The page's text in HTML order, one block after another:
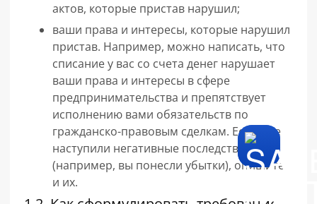
актов, которые пристав нарушил;
ваши права и интересы, которые нарушил
пристав. Например, можно написать, что
списание у вас со счета денег нарушает
ваши права и интересы в сфере
предпринимательства и препятствует
исполнению вами обязательств по
гражданско-правовым сделкам. Если уже
наступили негативные последствия
(например, вы понесли убытки), опишите
и их.